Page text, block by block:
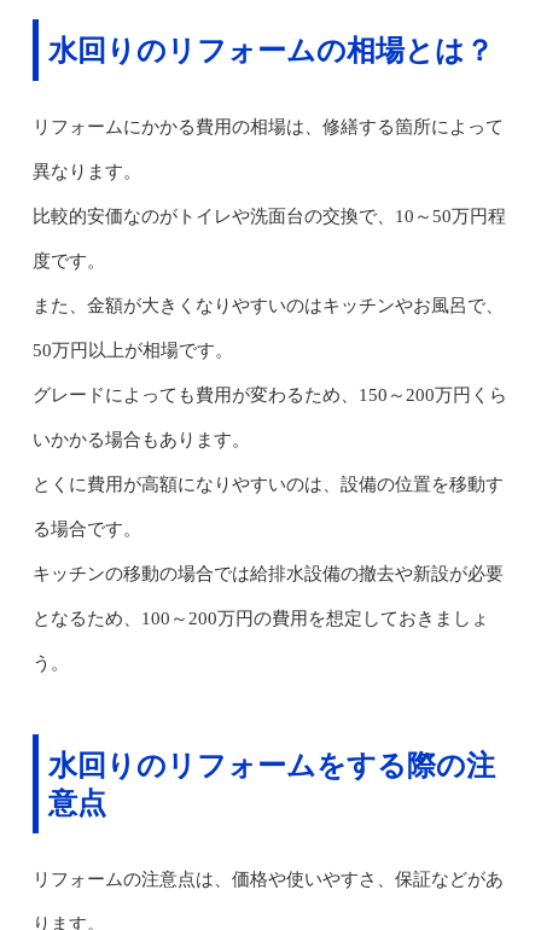
水回りのリフォームの相場とは？
リフォームにかかる費用の相場は、修繕する箇所によって
異なります。
比較的安価なのがトイレや洗面台の交換で、10～50万円程
度です。
また、金額が大きくなりやすいのはキッチンやお風呂で、
50万円以上が相場です。
グレードによっても費用が変わるため、150～200万円くら
いかかる場合もあります。
とくに費用が高額になりやすいのは、設備の位置を移動す
る場合です。
キッチンの移動の場合では給排水設備の撤去や新設が必要
となるため、100～200万円の費用を想定しておきましょ
う。
水回りのリフォームをする際の注
意点
リフォームの注意点は、価格や使いやすさ、保証などがあ
ります。